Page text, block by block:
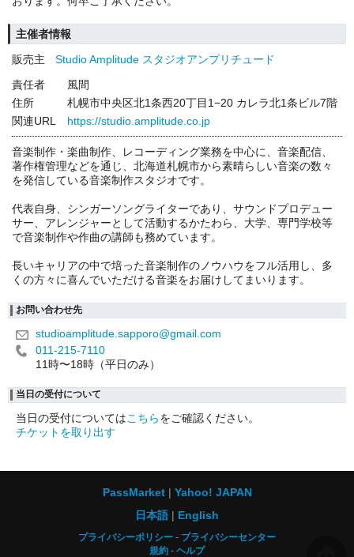
主催者情報
販売主
Studio Amplitude スタジオアンプリチュード
責任者
風間
住所
札幌市中央区北1条西20丁目1−20 カレラ北1条ビル7階
関連URL
https://studio.amplitude.co.jp
音楽制作・楽曲制作、レコーディング業務を中心に、音楽配信、
著作権管理などを通じ、北海道札幌市から素晴らしい音楽の数々
を発信している音楽制作スタジオです。
代表自身、シンガーソングライターであり、サウンドプロデュー
サー、アレンジャーとして活動するかたわら、大学、専門学校等
で音楽制作や作曲の講師も務めています。
長いキャリアの中で培った音楽制作のノウハウをフル活用し、多
くの方々に喜んでいただける音楽をお届けしてまいります。
お問い合わせ先
studioamplitude.sapporo@gmail.com
011-215-7110
11時〜18時（平日のみ）
当日の受付について
当日の受付についてはこちらをご確認ください。
チケットを取り出す
PassMarket
Yahoo! JAPAN
日本語
English
プライバシーポリシー
プライバシーセンター
規約
ヘルプ